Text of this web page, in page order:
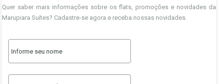
Quer saber mais informações sobre os flats, promoções e novidades da
Marupiara Suítes? Cadastre-se agora e receba nossas novidades.